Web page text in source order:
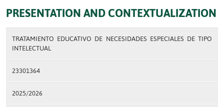
PRESENTATION AND CONTEXTUALIZATION
TRATAMIENTO EDUCATIVO DE NECESIDADES ESPECIALES DE TIPO
INTELECTUAL
23301364
2025/2026